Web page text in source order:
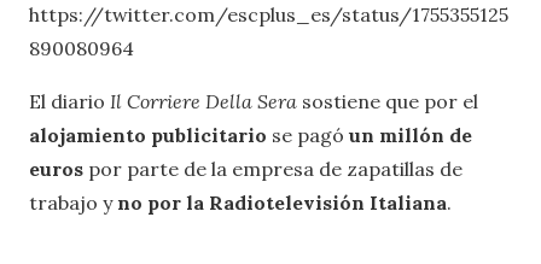
https://twitter.com/escplus_es/status/1755355125
890080964
El diario Il Corriere Della Sera sostiene que por el
alojamiento publicitario se pagó un millón de
euros por parte de la empresa de zapatillas de
trabajo y no por la Radiotelevisión Italiana.